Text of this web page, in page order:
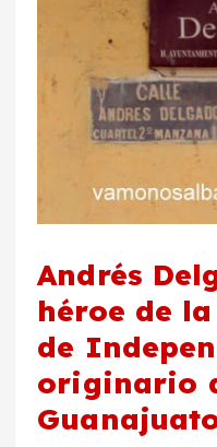
Andrés
héroe de
de
originario